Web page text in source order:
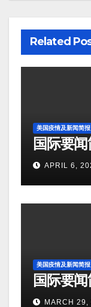
Related
美国疫情及新闻简报
国际要
APRIL 6,
美国疫情及新闻简报
国际要
MARCH 29,